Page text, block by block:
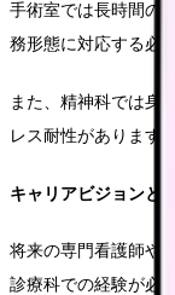
手術室では長時間の
務形態に対応する必
また、精神科では身
レス耐性があります。
キャリアビジョンと
将来の専門看護師や
診療科での経験が必